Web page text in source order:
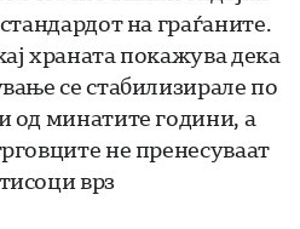
на граѓаните.
храната покажува дека
се стабилизирале по
од минатите години, а
не пренесуваат
врз